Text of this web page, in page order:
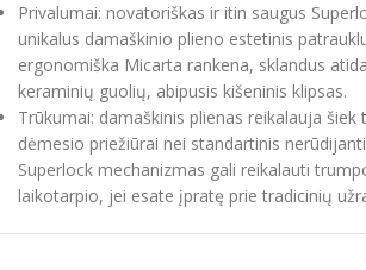
Privalumai: novatoriškas ir itin saugus
unikalus damaškinio plieno estetinis
ergonomiška Micarta rankena, sklandus
keraminių guolių, abipusis kišeninis klipsas.
Trūkumai: damaškinis plienas reikalauja šiek
dėmesio priežiūrai nei standartinis
Superlock mechanizmas gali reikalauti
laikotarpio, jei esate įpratę prie tradicinių